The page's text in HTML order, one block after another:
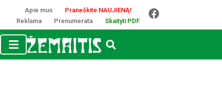
Apie mus
Praneškite NAUJIENĄ!
Reklama
Prenumerata Skaityti PDF